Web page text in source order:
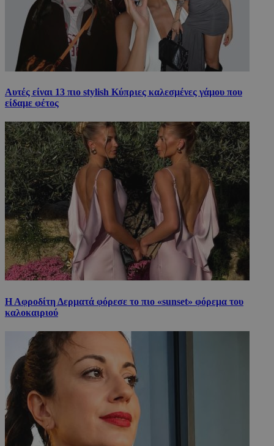
Αυτές είναι 13 πιο stylish Κύπριες καλεσμένες γάμου που
είδαμε φέτος
Η Αφροδίτη Δερματά φόρεσε το πιο «sunset» φόρεμα του
καλοκαιριού